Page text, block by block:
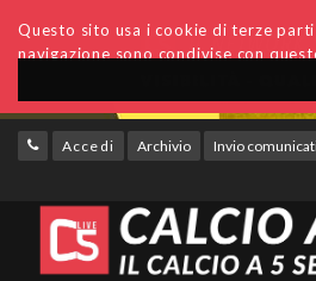
Questo sito usa i cookie di terze
navigazione sono condivise con
Accedi Archivio Invio